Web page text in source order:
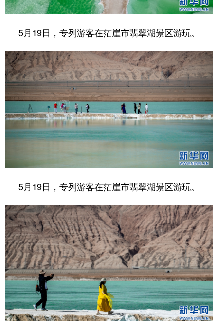
5月19日，专列游客在茫崖市翡翠湖景区游玩。
5月19日，专列游客在茫崖市翡翠湖景区游玩。